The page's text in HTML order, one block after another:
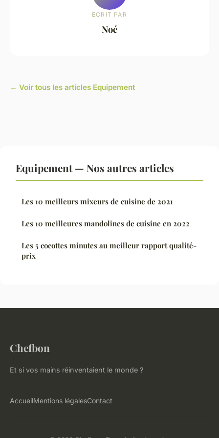
ECRIT PAR
Noé
← Voir tous les articles Equipement
Equipement — Nos autres articles
Les 10 meilleurs mixeurs de cuisine de 2021
Les 10 meilleures mandolines de cuisine en 2022
Les 5 cocottes minutes au meilleur rapport qualité-
prix
Chefbon
Et si vos mains réinventaient le monde ?
AccueilMentions légalesContact